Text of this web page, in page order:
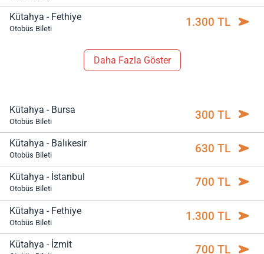
Kütahya - Fethiye
Otobüs Bileti 1.300 TL
Daha Fazla Göster
Kütahya - Bursa
Otobüs Bileti 300 TL
Kütahya - Balıkesir
Otobüs Bileti 630 TL
Kütahya - İstanbul
Otobüs Bileti 700 TL
Kütahya - Fethiye
Otobüs Bileti 1.300 TL
Kütahya - İzmit 700 TL